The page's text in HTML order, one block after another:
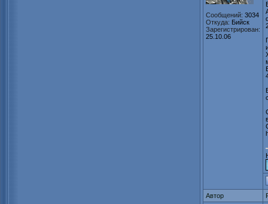
Сообщений: 3034
Откуда: Бийск
Зарегистрирован:
25.10.06
Автор